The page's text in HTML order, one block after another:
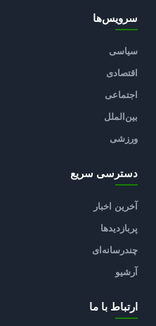
سرویس‌ها
سیاسی
اقتصادی
اجتماعی
بین‌الملل
ورزشی
دسترسی سریع
آخرین اخبار
پربازدیدها
چندرسانه‌ای
آرشیو
ارتباط با ما